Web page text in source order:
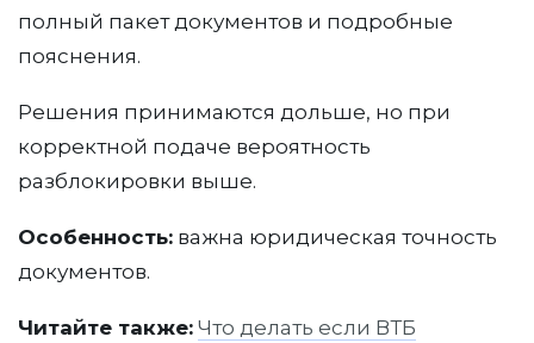
полный пакет документов и подробные
пояснения.
Решения принимаются дольше, но при
корректной подаче вероятность
разблокировки выше.
Особенность: важна юридическая точность
документов.
Читайте также: Что делать если ВТБ
Возвратэйро
Telegram
Разблокировка счета и 115-ФЗ
Команда юристов
Примеры дел
Блог
info@etopravo.ru